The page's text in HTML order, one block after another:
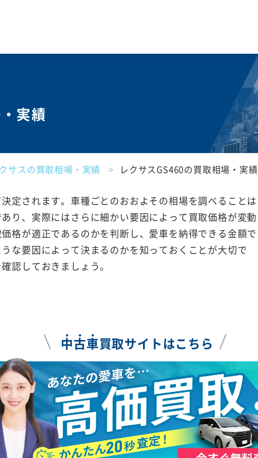
実績
サスの買取相場・実績 レクサスGS460の買取相場・実績
定されます。車種ごとのおおよその相場を調べることは
り、実際にはさらに細かい要因によって買取価格が変動
格が適正であるのかを判断し、愛車を納得できる金額で
な要因によって決まるのかを知っておくことが大切で
認しておきましょう。
中古車買取サイトはこちら